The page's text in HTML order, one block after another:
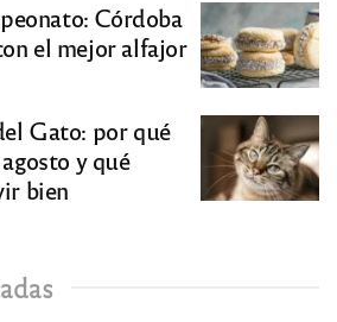
Córdoba
el mejor alfajor
Gato: por qué
y qué
bien